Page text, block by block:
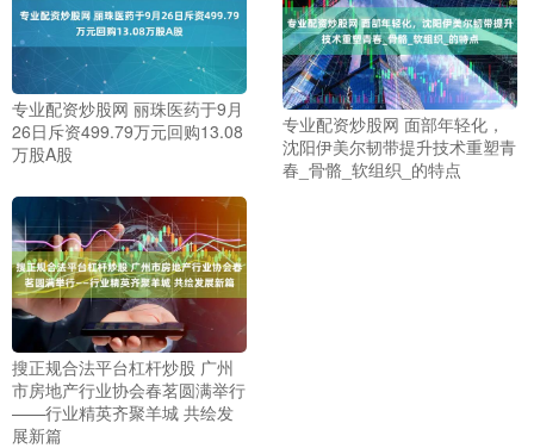
专业配资炒股网 丽珠医药于9月
26日斥资499.79万元回购13.08
万股A股
专业配资炒股网 面部年轻化，
沈阳伊美尔韧带提升技术重塑青
春_骨骼_软组织_的特点
搜正规合法平台杠杆炒股 广州
市房地产行业协会春茗圆满举行
——行业精英齐聚羊城 共绘发
展新篇